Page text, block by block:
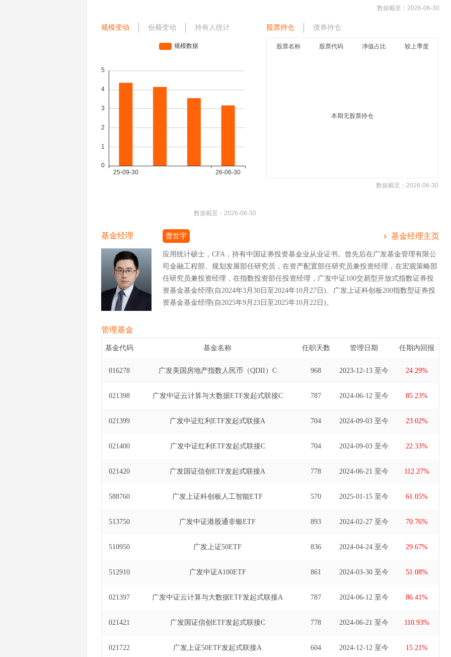
数据截至： 2026-06-30
规模变动 份额变动 持有人统计
数据截至： 2026-06-30
股票持仓 债券持仓
股票名称 股票代码 净值占比 较上季度
本期无股票持仓
数据截至： 2026-06-30
基金经理 曹世宇 基金经理主页
应用统计硕士，CFA，持有中国证券投资基金业从业证书。曾先后在广发基金管理有限公
司金融工程部、规划发展部任研究员，在资产配置部任研究员兼投资经理，在宏观策略部
任研究员兼投资经理，在指数投资部任投资经理，广发中证100交易型开放式指数证券投
资基金基金经理(自2024年3月30日至2024年10月27日)、广发上证科创板200指数型证券投
资基金基金经理(自2025年9月23日至2025年10月22日)。
管理基金
基金代码 基金名称 任职天数 管理日期 任期内回报
016278 广发美国房地产指数人民币（QDII）C 968 2023-12-13 至今 24.29%
021398 广发中证云计算与大数据ETF发起式联接C 787 2024-06-12 至今 85.23%
021399 广发中证红利ETF发起式联接A 704 2024-09-03 至今 23.02%
021400 广发中证红利ETF发起式联接C 704 2024-09-03 至今 22.33%
021420 广发国证信创ETF发起式联接A 778 2024-06-21 至今 112.27%
588760 广发上证科创板人工智能ETF 570 2025-01-15 至今 61.05%
513750 广发中证港股通非银ETF 893 2024-02-27 至今 70.76%
510950 广发上证50ETF 836 2024-04-24 至今 29.67%
512910 广发中证A100ETF 861 2024-03-30 至今 51.08%
021397 广发中证云计算与大数据ETF发起式联接A 787 2024-06-12 至今 86.41%
021421 广发国证信创ETF发起式联接C 778 2024-06-21 至今 110.93%
021722 广发上证50ETF发起式联接A 604 2024-12-12 至今 15.21%